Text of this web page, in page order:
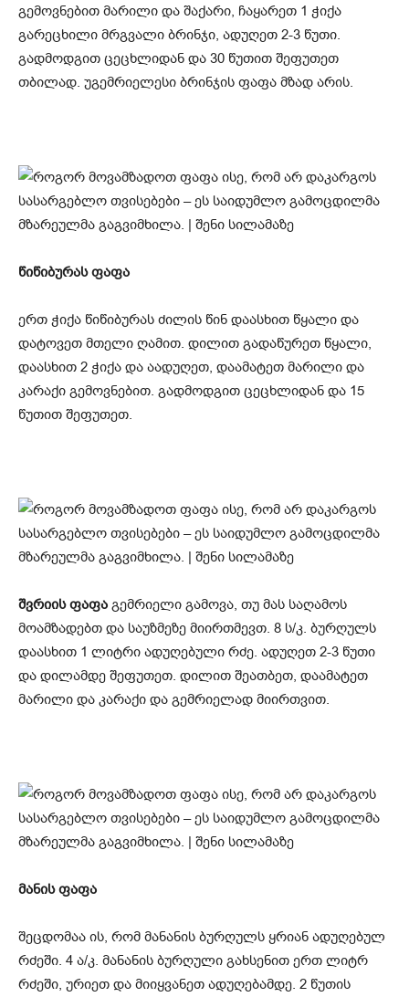
გემოვნებით მარილი და შაქარი, ჩაყარეთ 1 ჭიქა
გარეცხილი მრგვალი ბრინჯი, ადუღეთ 2-3 წუთი.
გადმოდგით ცეცხლიდან და 30 წუთით შეფუთეთ
თბილად. უგემრიელესი ბრინჯის ფაფა მზად არის.
წიწიბურას ფაფა
ერთ ჭიქა წიწიბურას ძილის წინ დაასხით წყალი და
დატოვეთ მთელი ღამით. დილით გადაწურეთ წყალი,
დაასხით 2 ჭიქა და აადუღეთ, დაამატეთ მარილი და
კარაქი გემოვნებით. გადმოდგით ცეცხლიდან და 15
წუთით შეფუთეთ.
შვრიის ფაფა გემრიელი გამოვა, თუ მას საღამოს
მოამზადებთ და საუზმეზე მიირთმევთ. 8 ს/კ. ბურღულს
დაასხით 1 ლიტრი ადუღებული რძე. ადუღეთ 2-3 წუთი
და დილამდე შეფუთეთ. დილით შეათბეთ, დაამატეთ
მარილი და კარაქი და გემრიელად მიირთვით.
მანის ფაფა
შეცდომაა ის, რომ მანანის ბურღულს ყრიან ადუღებულ
რძეში. 4 ა/კ. მანანის ბურღული გახსენით ერთ ლიტრ
რძეში, ურიეთ და მიიყვანეთ ადუღებამდე. 2 წუთის